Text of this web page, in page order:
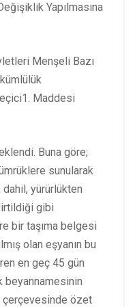
Yapılmasına
Menşeli Bazı
Maddesi
Buna göre;
sunularak
yürürlükten
gibi
bir taşıma belgesi
olan eşyanın bu
en geç 45 gün
beyannamesinin
çerçevesinde özet